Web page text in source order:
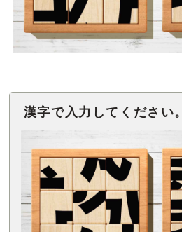
漢字で入力してください。